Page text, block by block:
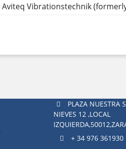
Aviteq Vibrationstechnik
PLAZA NUESTRA
NIEVES 12 ,LOCAL
+ 34 976 361930